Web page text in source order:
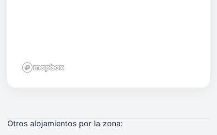
Otros alojamientos por la zona: